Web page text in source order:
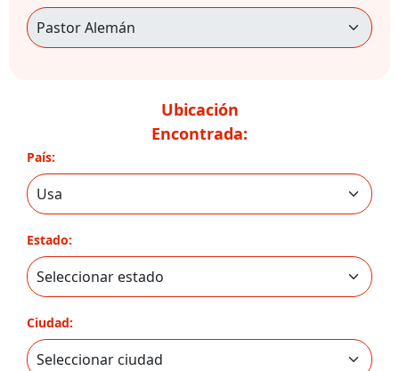
Ubicación
Encontrada:
País:
Estado:
Ciudad: